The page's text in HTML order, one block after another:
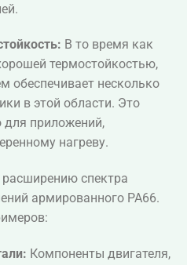
В то время как
термостойкостью,
обеспечивает несколько
в этой области. Это
приложений,
нагреву.
спектра
армированного PA66.
Компоненты двигателя,